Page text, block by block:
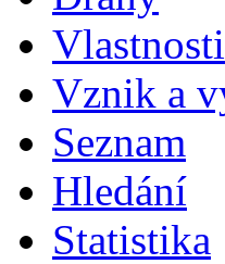
Vlastnosti
Vznik a
Seznam
Hledání
Statistika